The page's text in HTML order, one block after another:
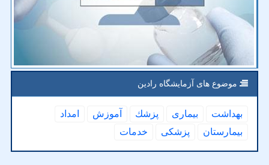
موضوع های آزمایشگاه رادین
بهداشت بیماری پزشك آموزش
امداد
بیمارستان
پزشكی خدمات